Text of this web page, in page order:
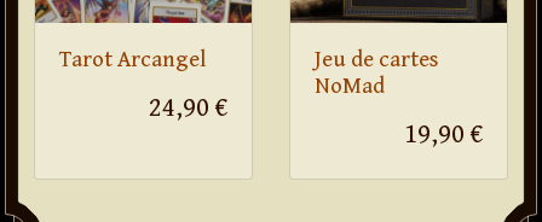
Tarot Arcangel
24,90 €
Jeu de cartes
NoMad
19,90 €